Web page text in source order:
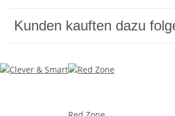
Kunden kauften dazu